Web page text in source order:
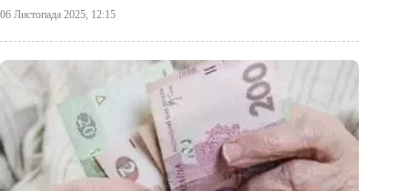
06 Листопада 2025, 12:15